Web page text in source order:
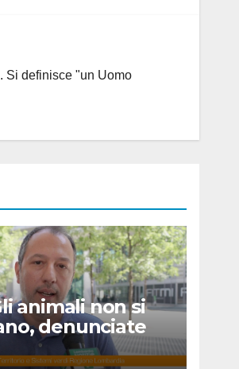
Si definisce "un Uomo
animali non si
denunciate